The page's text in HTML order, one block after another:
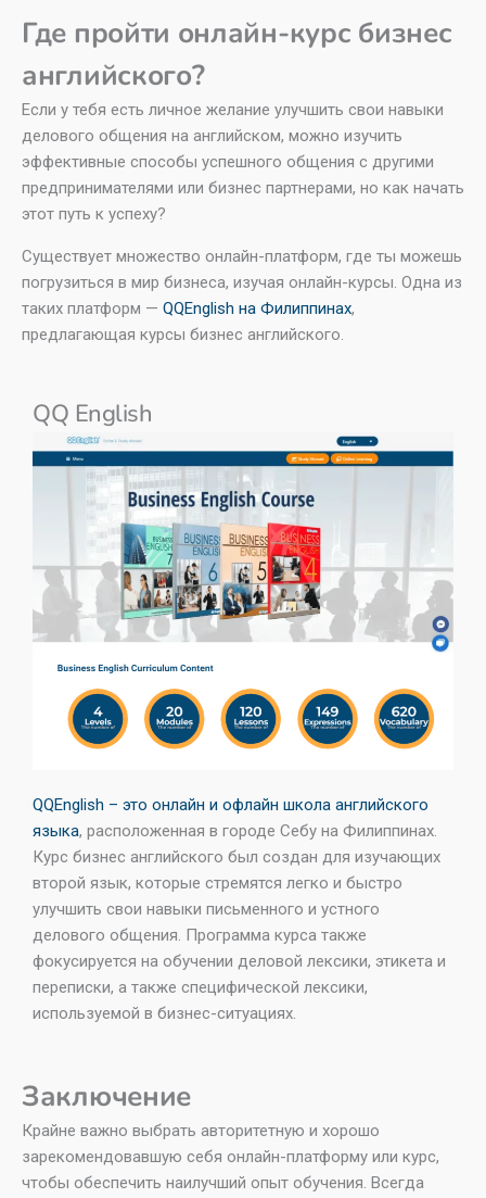
Где пройти онлайн-курс бизнес
английского?
Если у тебя есть личное желание улучшить свои навыки
делового общения на английском, можно изучить
эффективные способы успешного общения с другими
предпринимателями или бизнес партнерами, но как начать
этот путь к успеху?
Существует множество онлайн-платформ, где ты можешь
погрузиться в мир бизнеса, изучая онлайн-курсы. Одна из
таких платформ — QQEnglish на Филиппинах,
предлагающая курсы бизнес английского.
QQ English
QQEnglish – это онлайн и офлайн школа английского
языка, расположенная в городе Себу на Филиппинах.
Курс бизнес английского был создан для изучающих
второй язык, которые стремятся легко и быстро
улучшить свои навыки письменного и устного
делового общения. Программа курса также
фокусируется на обучении деловой лексики, этикета и
переписки, а также специфической лексики,
используемой в бизнес-ситуациях.
Заключение
Крайне важно выбрать авторитетную и хорошо
зарекомендовавшую себя онлайн-платформу или курс,
чтобы обеспечить наилучший опыт обучения. Всегда